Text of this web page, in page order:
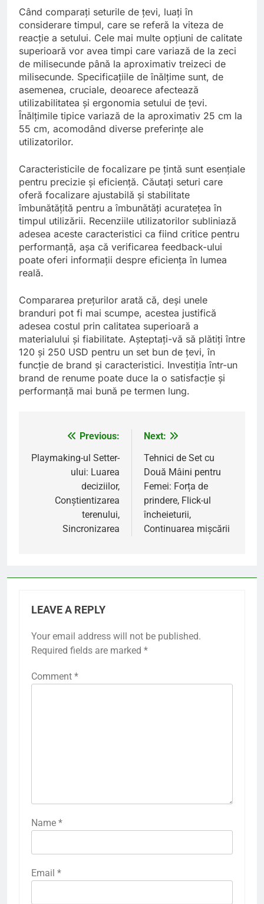
Când comparați seturile de țevi, luați în
considerare timpul, care se referă la viteza de
reacție a setului. Cele mai multe opțiuni de calitate
superioară vor avea timpi care variază de la zeci
de milisecunde până la aproximativ treizeci de
milisecunde. Specificațiile de înălțime sunt, de
asemenea, cruciale, deoarece afectează
utilizabilitatea și ergonomia setului de țevi.
Înălțimile tipice variază de la aproximativ 25 cm la
55 cm, acomodând diverse preferințe ale
utilizatorilor.
Caracteristicile de focalizare pe țintă sunt esențiale
pentru precizie și eficiență. Căutați seturi care
oferă focalizare ajustabilă și stabilitate
îmbunătățită pentru a îmbunătăți acuratețea în
timpul utilizării. Recenziile utilizatorilor subliniază
adesea aceste caracteristici ca fiind critice pentru
performanță, așa că verificarea feedback-ului
poate oferi informații despre eficiența în lumea
reală.
Compararea prețurilor arată că, deși unele
branduri pot fi mai scumpe, acestea justifică
adesea costul prin calitatea superioară a
materialului și fiabilitate. Așteptați-vă să plătiți între
120 și 250 USD pentru un set bun de țevi, în
funcție de brand și caracteristici. Investiția într-un
brand de renume poate duce la o satisfacție și
performanță mai bună pe termen lung.
navigation
Previous:
Playmaking-ul Setter-
ului: Luarea
deciziilor,
Conștientizarea
terenului,
Sincronizarea
Next:
Tehnici de Set cu
Două Mâini pentru
Femei: Forța de
prindere, Flick-ul
încheieturii,
Continuarea mișcării
LEAVE A REPLY
Your email address will not be published.
Required fields are marked *
Comment *
Name *
Email *